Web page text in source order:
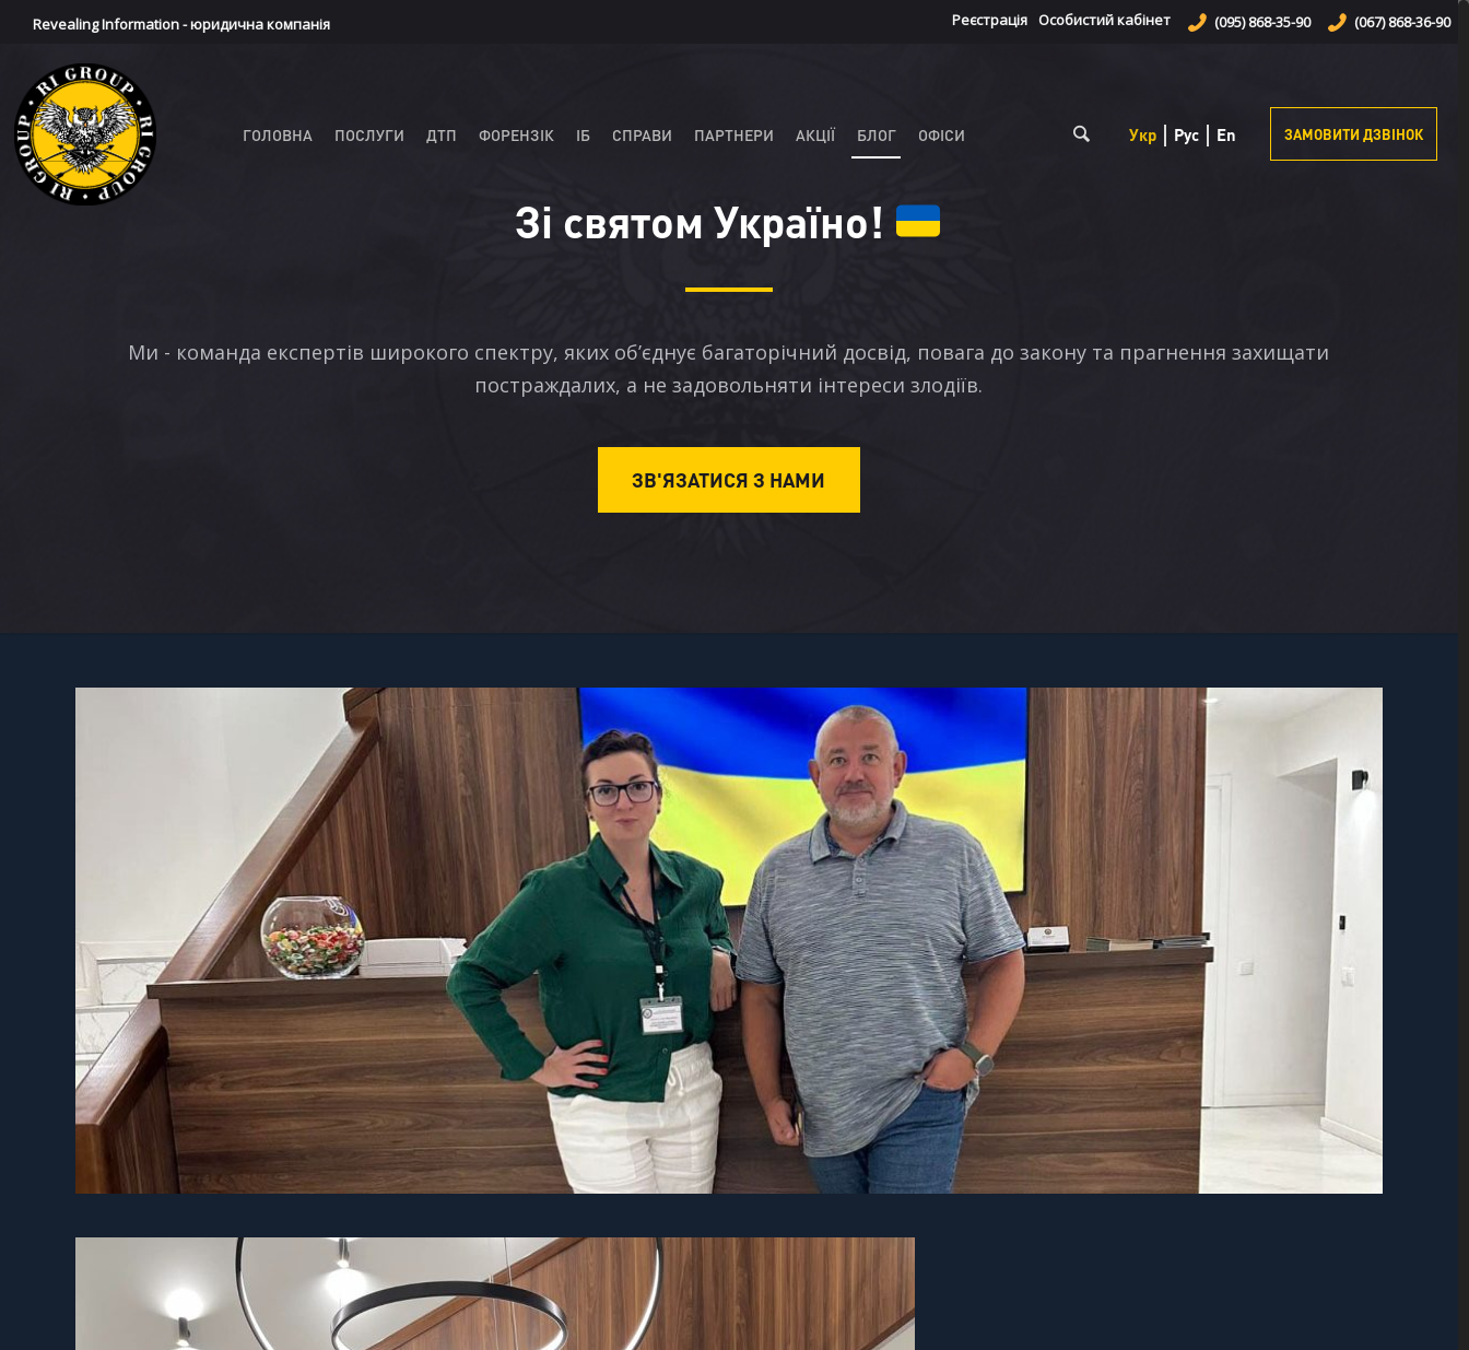
Revealing Information - юридична компанія (067) 868-36-90
(095) 868-35-90
Особистий кабінет
Реєстрація
ГОЛОВНА ПОСЛУГИ ДТП ФОРЕНЗІК ІБ СПРАВИ ПАРТНЕРИ АКЦІЇ БЛОГ ОФІСИ Укр Рус En ЗАМОВИТИ ДЗВІНОК
Зі святом Україно!
Ми - команда експертів широкого спектру, яких об’єднує багаторічний досвід, повага до закону та прагнення захищати
постраждалих, а не задовольняти інтереси злодіїв.
ЗВ'ЯЗАТИСЯ З НАМИ